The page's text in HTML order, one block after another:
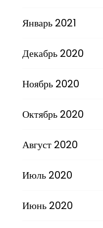
Январь 2021
Декабрь 2020
Ноябрь 2020
Октябрь 2020
Август 2020
Июль 2020
Июнь 2020